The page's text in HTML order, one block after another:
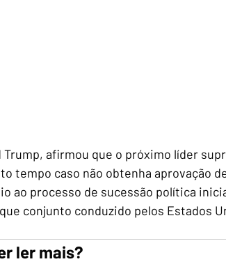
afirmou que o próximo líder
tempo caso não obtenha aprovação
ao processo de sucessão política
conjunto conduzido pelos Estados
ler mais?